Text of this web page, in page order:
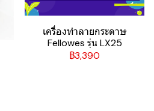
เครื่องทำลายกระดาษ
Fellowes รุ่น LX25
฿3,390